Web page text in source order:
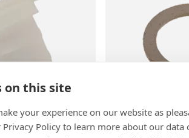
on this site
your experience on our website as
Policy to learn more about our data
BN 22785